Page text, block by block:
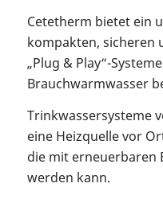
Cetetherm bietet ein
kompakten, sicheren
„Plug & Play“-
Brauchwarmwasser
Trinkwassersysteme
eine Heizquelle vor
die mit erneuerbaren
werden kann.